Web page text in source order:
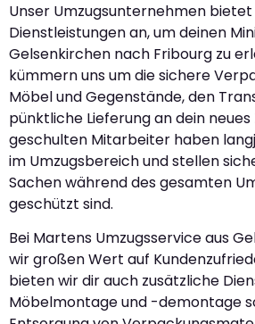
Unser Umzugsunternehmen
Dienstleistungen an, um deinen
Gelsenkirchen nach Fribourg zu
kümmern uns um die sichere
Möbel und Gegenstände, den
pünktliche Lieferung an dein neues
geschulten Mitarbeiter haben
im Umzugsbereich und stellen
Sachen während des gesamten
geschützt sind.
Bei Martens Umzugsservice aus
wir großen Wert auf
bieten wir dir auch zusätzliche
Möbelmontage und -demontage